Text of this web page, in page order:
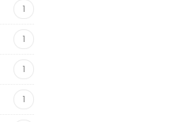
1
1
1
1